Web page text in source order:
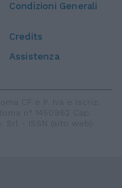
Condizioni Generali
Credits
Assistenza